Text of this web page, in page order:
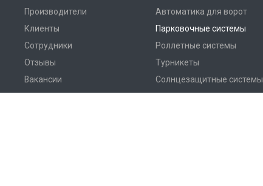
Производители
Клиенты
Сотрудники
Отзывы
Вакансии
Автоматика для ворот
Парковочные системы
Роллетные системы
Турникеты
Солнцезащитные системы